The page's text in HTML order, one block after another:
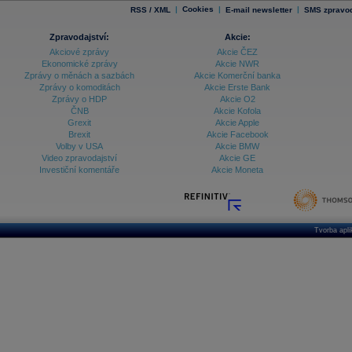
RSS / XML | Cookies | E-mail newsletter | SMS
Zpravodajství:
Akciové zprávy
Ekonomické zprávy
Zprávy o měnách a sazbách
Zprávy o komoditách
Zprávy o HDP
ČNB
Grexit
Brexit
Volby v USA
Video zpravodajství
Investiční komentáře
Akcie:
Akcie ČEZ
Akcie NWR
Akcie Komerční banka
Akcie Erste Bank
Akcie O2
Akcie Kofola
Akcie Apple
Akcie Facebook
Akcie BMW
Akcie GE
Akcie Moneta
Tvorba